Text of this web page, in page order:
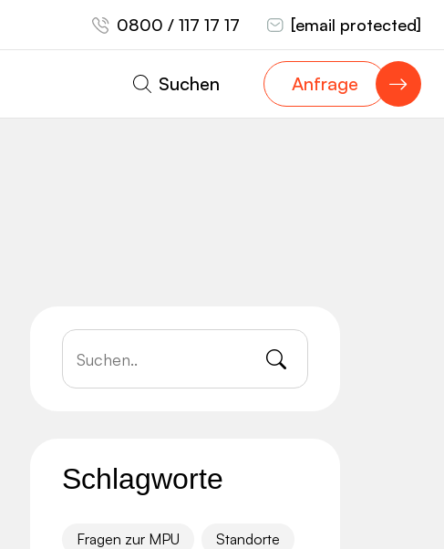
Schlagworte
Fragen zur MPU Standorte
0800 / 117 17 17 [email protected]
Suchen Anfrage